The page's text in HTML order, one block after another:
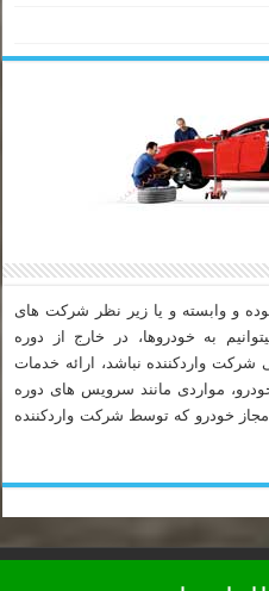
و وابسته و یا زیر نظر شرکت های
به خودروها، در خارج از دوره
شرکت واردکننده نباشد، ارائه خدمات
مواردی مانند سرویس های دوره
خودرو که توسط شرکت واردکننده
88925276-021